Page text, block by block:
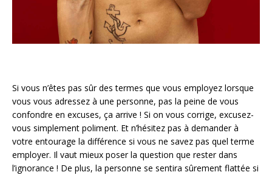
Si vous n’êtes pas sûr des termes que vous employez lorsque
vous vous adressez à une personne, pas la peine de vous
confondre en excuses, ça arrive ! Si on vous corrige, excusez-
vous simplement poliment. Et n’hésitez pas à demander à
votre entourage la différence si vous ne savez pas quel terme
employer. Il vaut mieux poser la question que rester dans
l’ignorance ! De plus, la personne se sentira sûrement flattée si